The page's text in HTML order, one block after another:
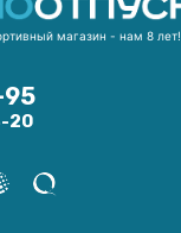
магазин - нам 8 лет!
95
20